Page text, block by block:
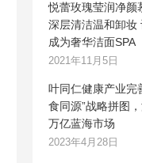
悦蕾玫瑰莹润净颜
深层清洁温和卸妆
成为奢华洁面SPA
2021年11月5日
叶同仁健康产业完
食同源”战略拼图
万亿蓝海市场
2023年4月28日